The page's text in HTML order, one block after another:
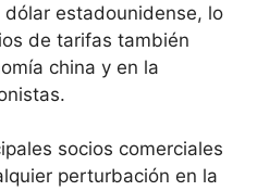
estadounidense, lo
de tarifas también
china y en la
socios comerciales
perturbación en la